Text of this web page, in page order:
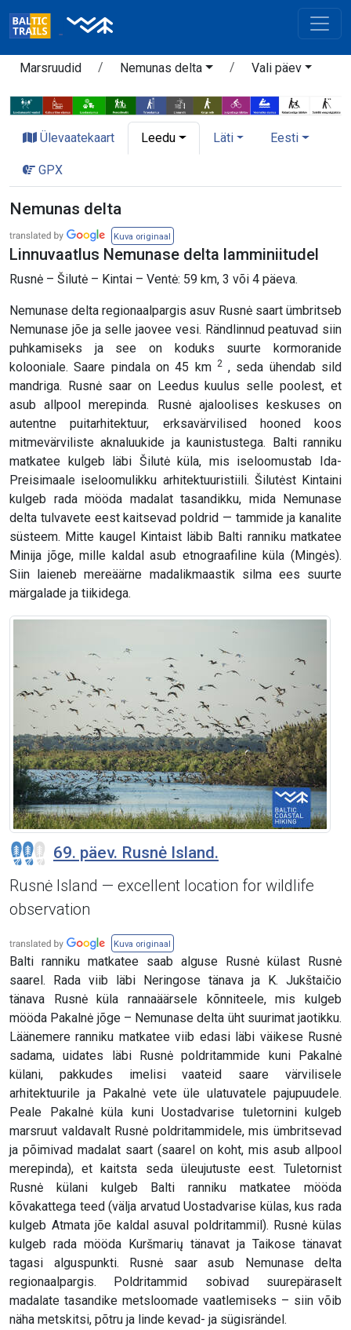
Marsruudid Nemunas delta Vali päev
Ülevaatekaart Leedu Läti Eesti
GPX
Nemunas delta
Kuva originaal
Linnuvaatlus Nemunase delta lamminiitudel
Rusnė – Šilutė – Kintai – Ventė: 59 km, 3 või 4 päeva.
Nemunase delta regionaalpargis asuv Rusnė saart ümbritseb
Nemunase jõe ja selle jaovee vesi. Rändlinnud peatuvad siin
puhkamiseks ja see on koduks suurte kormoranide
kolooniale. Saare pindala on 45 km 2, seda ühendab sild
mandriga. Rusnė saar on Leedus kuulus selle poolest, et
asub allpool merepinda. Rusnė ajaloolises keskuses on
autentne puitarhitektuur, erksavärvilised hooned koos
mitmevärviliste aknaluukide ja kaunistustega. Balti ranniku
matkatee kulgeb läbi Šilutė küla, mis iseloomustab Ida-
Preisimaale iseloomulikku arhitektuuristiili. Šilutėst Kintaini
kulgeb rada mööda madalat tasandikku, mida Nemunase
delta tulvavete eest kaitsevad poldrid — tammide ja kanalite
süsteem. Mitte kaugel Kintaist läbib Balti ranniku matkatee
Minija jõge, mille kaldal asub etnograafiline küla (Mingės).
Siin laieneb mereäärne madalikmaastik silma ees suurte
märgalade ja tiikidega.
69. päev. Rusnė Island.
Rusnė Island — excellent location for wildlife
observation
Kuva originaal
Balti ranniku matkatee saab alguse Rusnė külast Rusnė
saarel. Rada viib läbi Neringose tänava ja K. Jukštaičio
tänava Rusnė küla rannaäärsele kõnniteele, mis kulgeb
mööda Pakalnė jõge – Nemunase delta üht suurimat jaotikku.
Läänemere ranniku matkatee viib edasi läbi väikese Rusnė
sadama, uidates läbi Rusnė poldritammide kuni Pakalnė
külani, pakkudes imelisi vaateid saare värvilisele
arhitektuurile ja Pakalnė vete üle ulatuvatele pajupuudele.
Peale Pakalnė küla kuni Uostadvarise tuletornini kulgeb
marsruut valdavalt Rusnė poldritammidele, mis ümbritsevad
ja põimivad madalat saart (saarel on koht, mis asub allpool
merepinda), et kaitsta seda üleujutuste eest. Tuletornist
Rusnė külani kulgeb Balti ranniku matkatee mööda
kõvakattega teed (välja arvatud Uostadvarise külas, kus rada
kulgeb Atmata jõe kaldal asuval poldritammil). Rusnė külas
kulgeb rada mööda Kuršmarių tänavat ja Taikose tänavat
tagasi alguspunkti. Rusnė saar asub Nemunase delta
regionaalpargis. Poldritammid sobivad suurepäraselt
madalate tasandike metsloomade vaatlemiseks – siin võib
näha metskitsi, põtru ja linde kevad- ja sügisrändel.